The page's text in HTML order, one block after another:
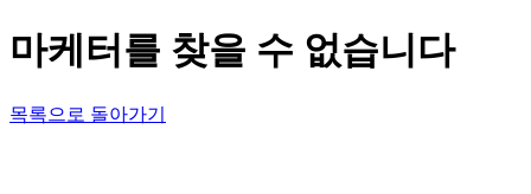
마케터를 찾을 수 없습니다
목록으로 돌아가기